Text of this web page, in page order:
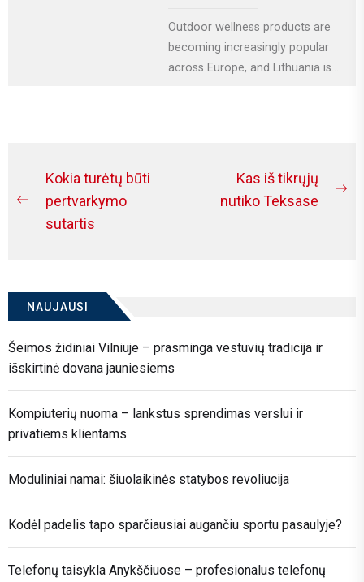
Outdoor wellness products are
becoming increasingly popular
across Europe, and Lithuania is
Navigacija
tarp
įrašų
Previous
post:
Kokia turėtų būti
pertvarkymo
sutartis
Kas iš tikrųjų
nutiko Teksase
NAUJAUSI
Šeimos židiniai Vilniuje – prasminga vestuvių tradicija ir
išskirtinė dovana jauniesiems
Kompiuterių nuoma – lankstus sprendimas verslui ir
privatiems klientams
Moduliniai namai: šiuolaikinės statybos revoliucija
Kodėl padelis tapo sparčiausiai augančiu sportu pasaulyje?
Telefonų taisykla Anykščiuose – profesionalus telefonų